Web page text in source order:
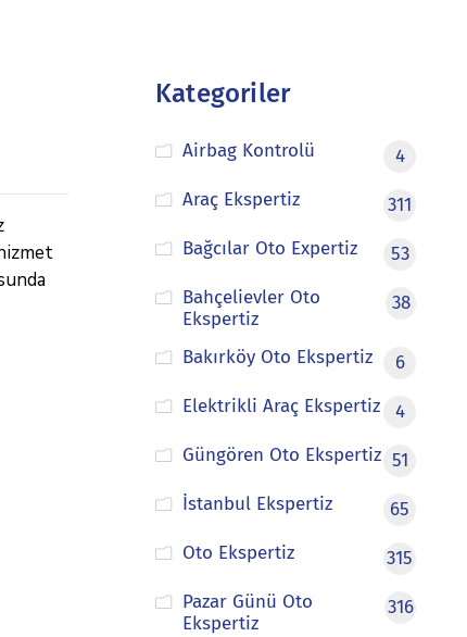
Kategoriler
Airbag Kontrolü
4
Araç Ekspertiz
311
Bağcılar Oto Expertiz
53
Bahçelievler Oto
Ekspertiz
38
Bakırköy Oto Ekspertiz
6
Elektrikli Araç Ekspertiz
4
Güngören Oto Ekspertiz 51
İstanbul Ekspertiz
65
Oto Ekspertiz
315
Pazar Günü Oto
Ekspertiz
316